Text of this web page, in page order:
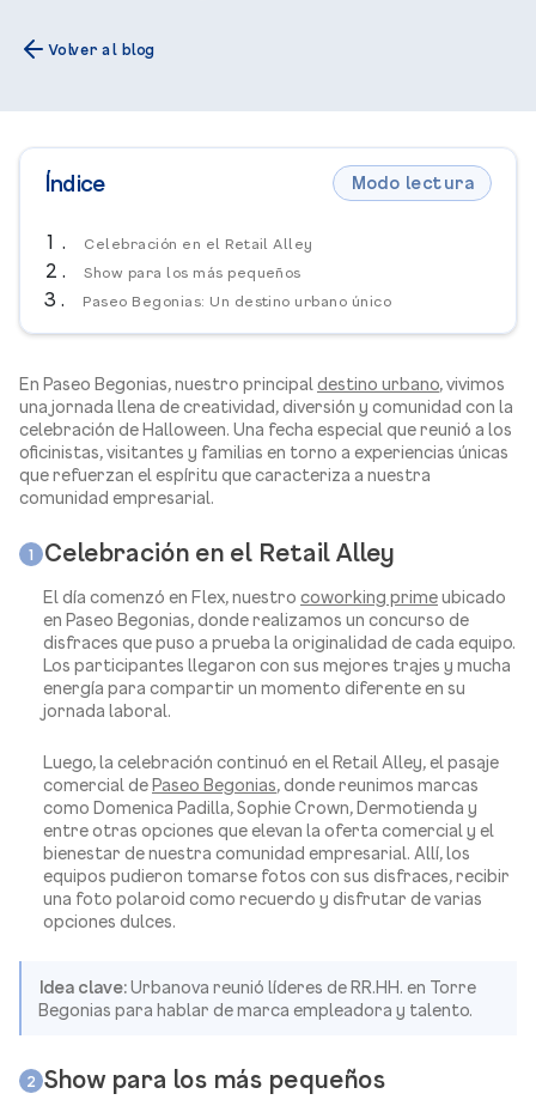
Volver al blog
Índice Modo lectura
Celebración en el Retail Alley
Show para los más pequeños
Paseo Begonias: Un destino urbano único
En Paseo Begonias, nuestro principal destino urbano, vivimos
una jornada llena de creatividad, diversión y comunidad con la
celebración de Halloween. Una fecha especial que reunió a los
oficinistas, visitantes y familias en torno a experiencias únicas
que refuerzan el espíritu que caracteriza a nuestra
comunidad empresarial.
1 Celebración en el Retail Alley
El día comenzó en Flex, nuestro coworking primeubicado
en Paseo Begonias, donde realizamos un concurso de
disfraces que puso a prueba la originalidad de cada equipo.
Los participantes llegaron con sus mejores trajes y mucha
energía para compartir un momento diferente en su
jornada laboral.
Luego, la celebración continuó en el Retail Alley, el pasaje
comercial dePaseo Begonias, donde reunimos marcas
como Domenica Padilla, Sophie Crown, Dermotienda y
entre otras opciones que elevan la oferta comercial y el
bienestar de nuestra comunidad empresarial. Allí, los
equipos pudieron tomarse fotos con sus disfraces, recibir
una foto polaroid como recuerdo y disfrutar de varias
opciones dulces.
Idea clave:Urbanova reunió líderes de RR.HH. en Torre
Begonias para hablar de marca empleadora y talento.
2 Show para los más pequeños